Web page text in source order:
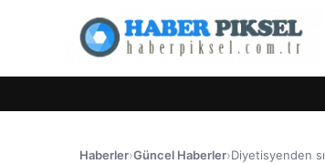
Haberler›Güncel Haberler›Diyetisyenden